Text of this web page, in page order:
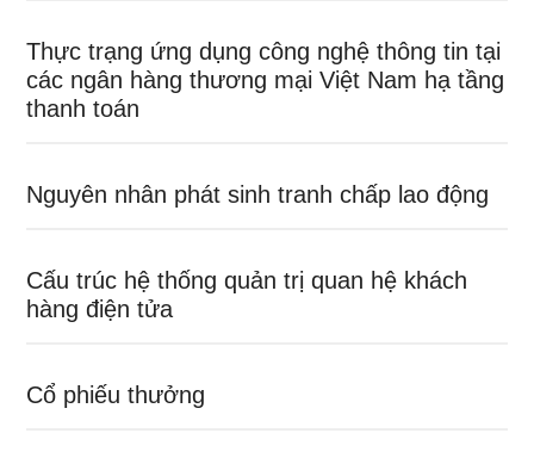
Thực trạng ứng dụng công nghệ thông tin tại
các ngân hàng thương mại Việt Nam hạ tầng
thanh toán
Nguyên nhân phát sinh tranh chấp lao động
Cấu trúc hệ thống quản trị quan hệ khách
hàng điện tửa
Cổ phiếu thưởng